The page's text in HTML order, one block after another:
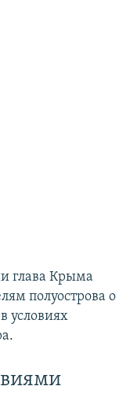
глава Крыма
полуострова о
условиях